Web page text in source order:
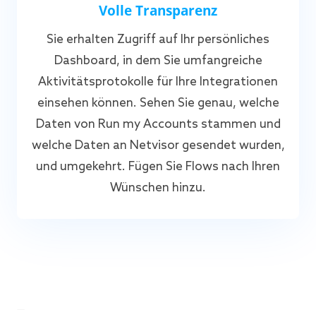
Volle Transparenz
Sie erhalten Zugriff auf Ihr persönliches
Dashboard, in dem Sie umfangreiche
Aktivitätsprotokolle für Ihre Integrationen
einsehen können. Sehen Sie genau, welche
Daten von Run my Accounts stammen und
welche Daten an Netvisor gesendet wurden,
und umgekehrt. Fügen Sie Flows nach Ihren
Wünschen hinzu.